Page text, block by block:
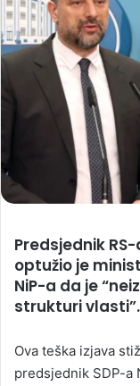
Predsjednik
optužio je
NiP-a da je
strukturi vlasti”.
Ova teška izjava
predsjednik SDP-a